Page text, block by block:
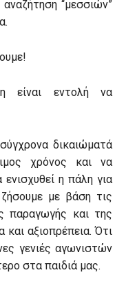
“μεσσιών”
είναι εντολή να
δικαιώματά
χρόνος και να
ενισχυθεί η πάλη για
με βάση τις
παραγωγής και της
και αξιοπρέπεια. Ότι
γενιές αγωνιστών
στα παιδιά μας.